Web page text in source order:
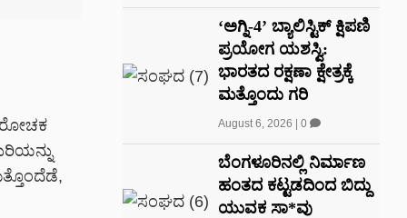
ರೋಚಕ
‘ಅಗ್ನಿ-4’ ಬ್ಯಾಲಿಸ್ಟಿಕ್ ಕ್ಷಿಪಣಿ
ಪ್ರಯೋಗ ಯಶಸ್ವಿ:
ಭಾರತದ ರಕ್ಷಣಾ ಕ್ಷೇತ್ರಕ್ಕೆ
ಮತ್ತೊಂದು ಗರಿ
August 6, 2026 0
ಬೆಂಗಳೂರಿನಲ್ಲಿ ನಿರ್ಮಾಣ
ಹಂತದ ಕಟ್ಟಡದಿಂದ ಬಿದ್ದು
ಯುವಕ ಸಾ*ವು